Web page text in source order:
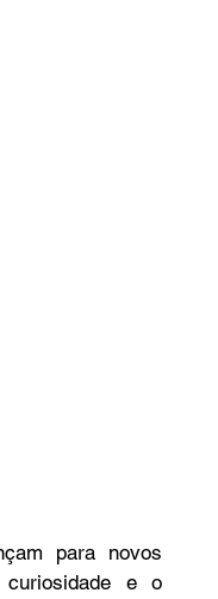
para novos
curiosidade e o